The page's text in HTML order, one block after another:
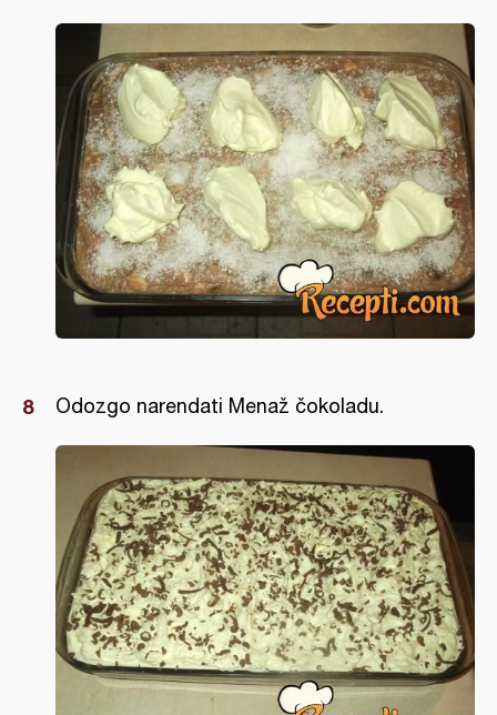
Odozgo narendati Menaž čokoladu.